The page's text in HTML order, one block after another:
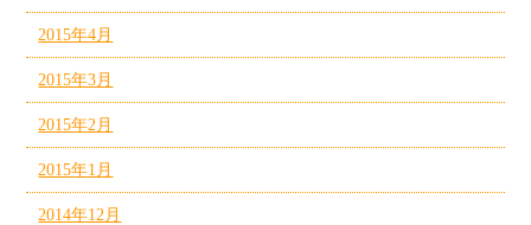
2015年4月
2015年3月
2015年2月
2015年1月
2014年12月